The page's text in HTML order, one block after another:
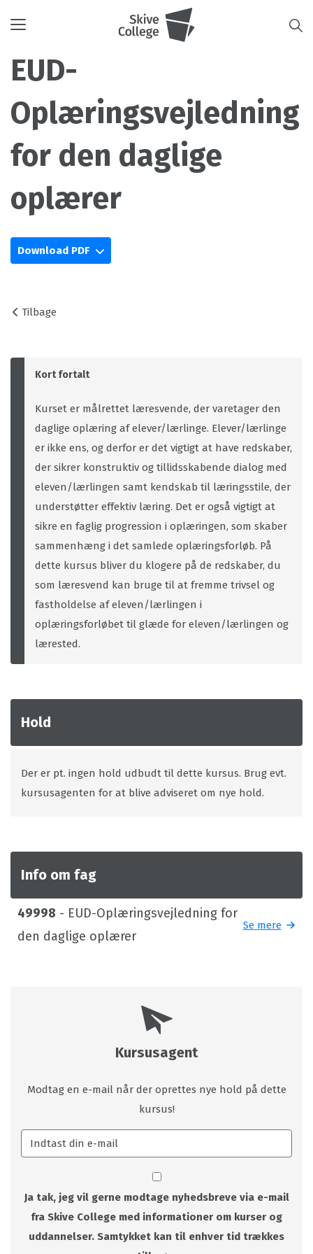
Toggle
EUD-
Oplæringsvejledning
for den daglige
oplærer
Download PDF
Tilbage
Kort fortalt
Kurset er målrettet læresvende, der varetager den
daglige oplæring af elever/lærlinge. Elever/lærlinge
er ikke ens, og derfor er det vigtigt at have redskaber,
der sikrer konstruktiv og tillidsskabende dialog med
eleven/lærlingen samt kendskab til læringsstile, der
understøtter effektiv læring. Det er også vigtigt at
sikre en faglig progression i oplæringen, som skaber
sammenhæng i det samlede oplæringsforløb. På
dette kursus bliver du klogere på de redskaber, du
som læresvend kan bruge til at fremme trivsel og
fastholdelse af eleven/lærlingen i
oplæringsforløbet til glæde for eleven/lærlingen og
lærested.
Hold
Der er pt. ingen hold udbudt til dette kursus. Brug evt.
kursusagenten for at blive adviseret om nye hold.
Info om fag
49998 - EUD-Oplæringsvejledning for
den daglige oplærer
Se mere
Kursusagent
Modtag en e-mail når der oprettes nye hold på dette
kursus!
Ja tak, jeg vil gerne modtage nyhedsbreve via e-mail
fra Skive College med informationer om kurser og
uddannelser. Samtykket kan til enhver tid trækkes